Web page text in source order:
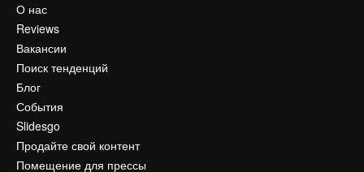
О нас
Reviews
Вакансии
Поиск тенденций
Блог
События
Slidesgo
Продайте свой контент
Помещение для прессы